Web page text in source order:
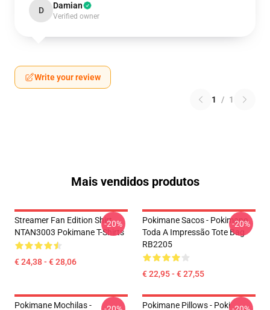
D Damian
Verified owner
Write your review
1 / 1
Mais vendidos produtos
Streamer Fan Edition Shirt
NTAN3003 Pokimane T-Shirts
€ 24,38 - € 28,06
-20%
Pokimane Sacos - Pokimane
Toda A Impressão Tote Bag
RB2205
€ 22,95 - € 27,55
-20%
Pokimane Mochilas -
Pokimane Pillows - Poki